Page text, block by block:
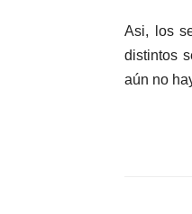
Asi, los
distintos
aún no